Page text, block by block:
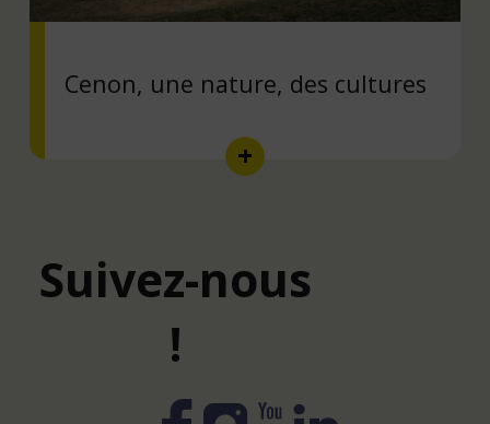
Cenon, une nature, des cultures
Suivez-nous
!